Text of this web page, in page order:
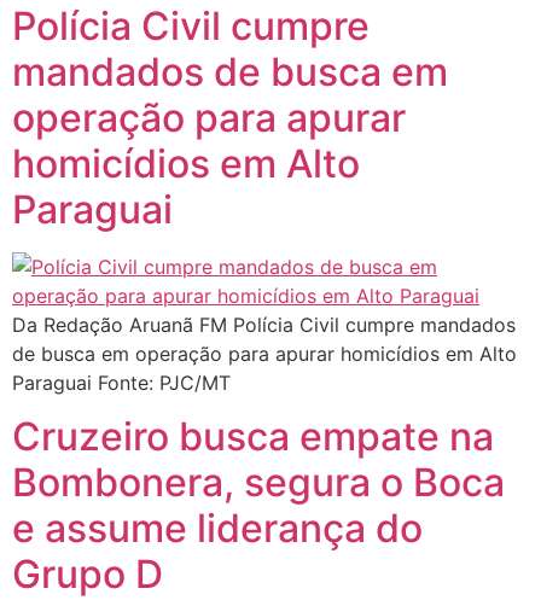
Polícia Civil cumpre
mandados de busca em
operação para apurar
homicídios em Alto
Paraguai
Da Redação Aruanã FM Polícia Civil cumpre mandados
de busca em operação para apurar homicídios em Alto
Paraguai Fonte: PJC/MT
Cruzeiro busca empate na
Bombonera, segura o Boca
e assume liderança do
Grupo D